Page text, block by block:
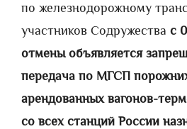
по железнодорожному
участников Содружества с
отмены объявляется
передача по МГСП
арендованных вагонов-
со всех станций России